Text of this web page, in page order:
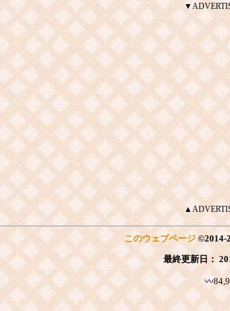
このウェブページ©2014-
最終更新日：
〰